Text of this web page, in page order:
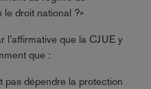
le droit national ?»
l’affirmative que la CJUE y
que :
dépendre la protection